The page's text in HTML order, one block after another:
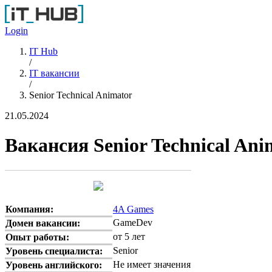
Перейти к основному содержанию
Login
IT Hub
/
IT вакансии
/
Senior Technical Animator
21.05.2024
Вакансия Senior Technical
Компания:
4A Games
Домен вакансии:
GameDev
Опыт работы:
от 5 лет
Уровень специалиста:
Senior
Уровень английского:
Не имеет значения